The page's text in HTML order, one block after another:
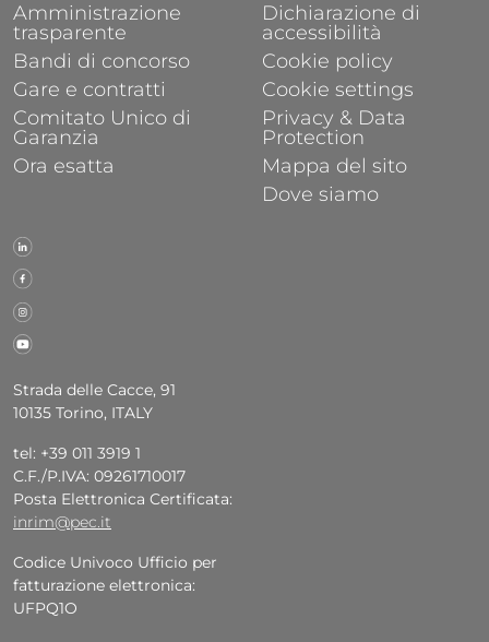
Strada delle Cacce, 91
10135 Torino, ITALY
tel: +39 011 3919 1
C.F./P.IVA: 09261710017
Posta Elettronica Certificata:
inrim@pec.it
Codice Univoco Ufficio per
fatturazione elettronica:
UFPQ1O
Amministrazione
trasparente
Bandi di concorso
Gare e contratti
Comitato Unico di
Garanzia
Ora esatta
Dichiarazione di
accessibilità
Cookie policy
Cookie settings
Privacy & Data
Protection
Mappa del sito
Dove siamo